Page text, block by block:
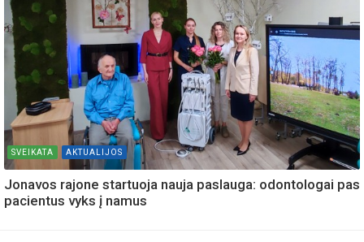
SVEIKATA AKTUALIJOS
Jonavos rajone startuoja nauja paslauga: odontologai pas
pacientus vyks į namus